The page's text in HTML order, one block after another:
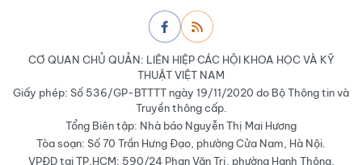
CƠ QUAN CHỦ QUẢN: LIÊN HIỆP CÁC HỘI KHOA HỌC VÀ KỸ
THUẬT VIỆT NAM
Giấy phép: Số 536/GP-BTTTT ngày 19/11/2020 do Bộ Thông tin và
Truyền thông cấp.
Tổng Biên tập: Nhà báo Nguyễn Thị Mai Hương
Tòa soạn: Số 70 Trần Hưng Đạo, phường Cửa Nam, Hà Nội.
VPĐD tại TP.HCM: 590/24 Phan Văn Trị, phường Hạnh Thông,